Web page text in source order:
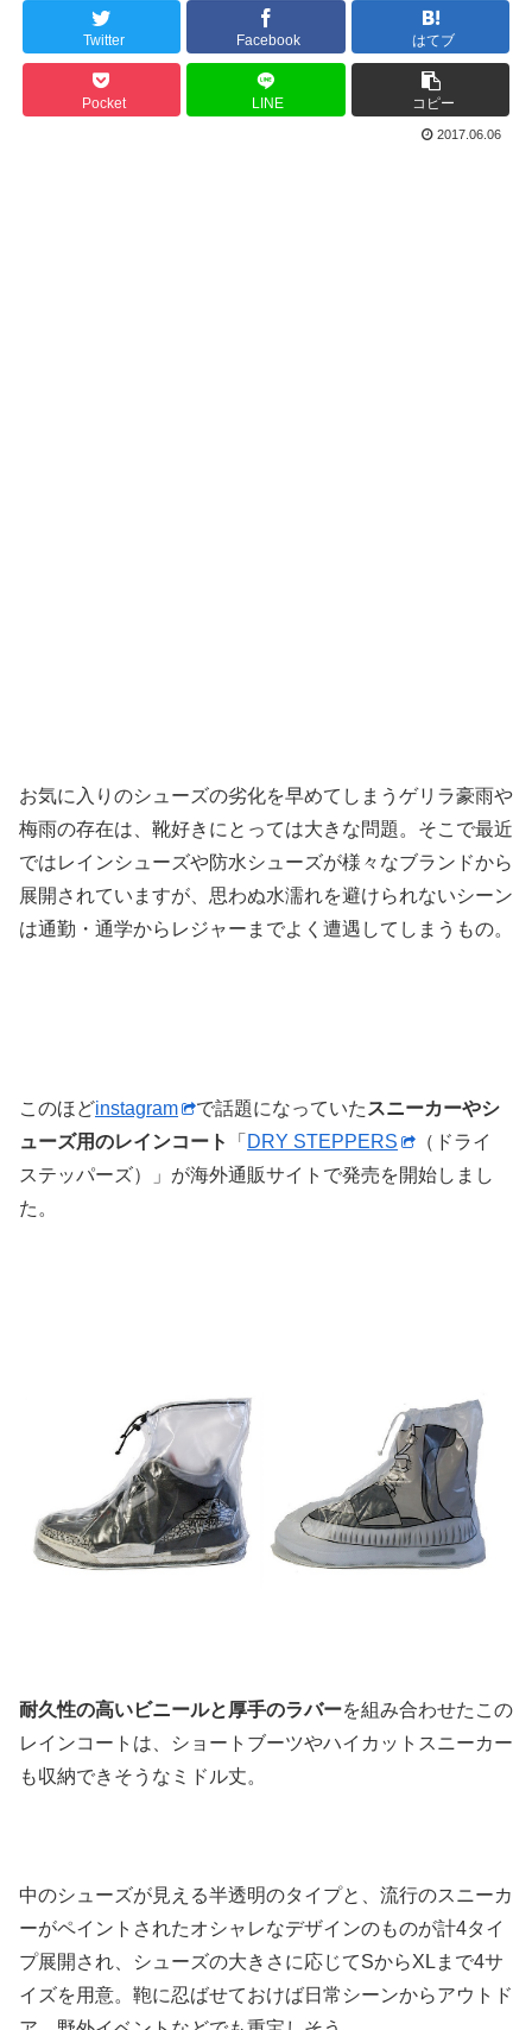
Twitter Facebook はてブ
Pocket LINE コピー
2017.06.06
お気に入りのシューズの劣化を早めてしまうゲリラ豪雨や
梅雨の存在は、靴好きにとっては大きな問題。そこで最近
ではレインシューズや防水シューズが様々なブランドから
展開されていますが、思わぬ水濡れを避けられないシーン
は通勤・通学からレジャーまでよく遭遇してしまうもの。
このほどinstagram で話題になっていた スニーカーやシ
ューズ用のレインコート
「 DRY STEPPERS
（ドライ
ステッパーズ）」が海外通販サイトで発売を開始しまし
た。
耐久性の高いビニールと厚手のラバーを組み合わせたこの
レインコートは、ショートブーツやハイカットスニーカー
も収納できそうなミドル丈。
中のシューズが見える半透明のタイプと、流行のスニーカ
ーがペイントされたオシャレなデザインのものが計4タイ
プ展開され、シューズの大きさに応じてSからXLまで4サ
イズを用意。鞄に忍ばせておけば日常シーンからアウトド